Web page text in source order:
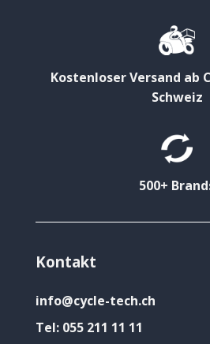
Kostenloser Versand ab
Schweiz
500+
Kontakt
info@cycle-tech.ch
Tel: 055 211 11 11